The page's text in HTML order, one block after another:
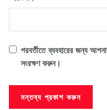
পরবর্তীতে ব্যবহারের জন্য
সংরক্ষণ করুন।